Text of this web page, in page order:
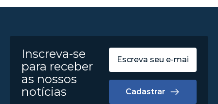
Inscreva-se
para receber
as nossos
notícias
Cadastrar